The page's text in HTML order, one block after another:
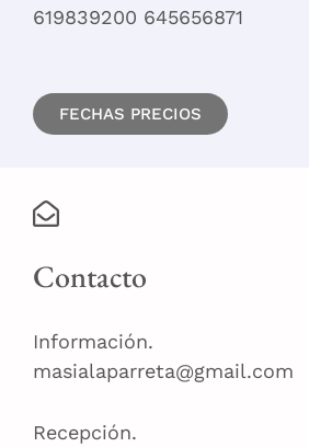
619839200 645656871
FECHAS PRECIOS
Contacto
Información.
masialaparreta@gmail.com
Recepción.